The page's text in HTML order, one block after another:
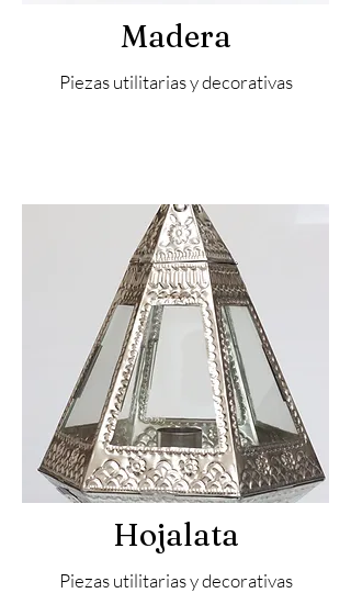
Madera
Piezas utilitarias y decorativas
Hojalata
Piezas utilitarias y decorativas